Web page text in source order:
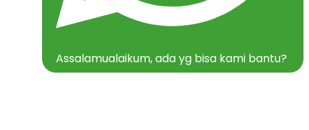
Assalamualaikum, ada yg bisa kami bantu?